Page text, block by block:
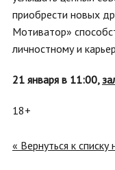
приобрести новых
Мотиватор»
личностному и
21 января в 11:00,
18+
« Вернуться к списку